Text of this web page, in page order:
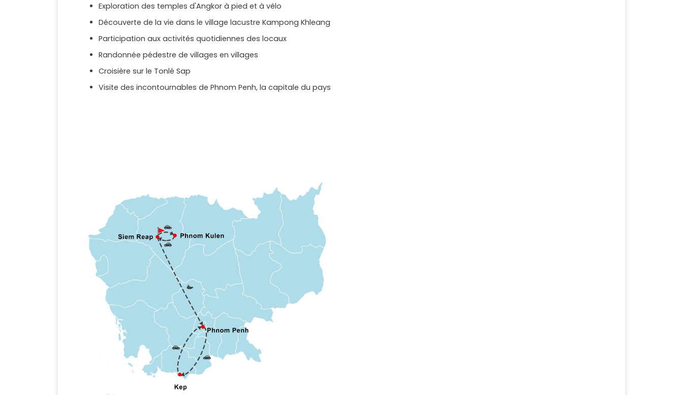
Exploration des temples d'Angkor à pied et à vélo
Découverte de la vie dans le village lacustre Kampong Khleang
Participation aux activités quotidiennes des locaux
Randonnée pédestre de villages en villages
Croisière sur le Tonlé Sap
Visite des incontournables de Phnom Penh, la capitale du pays